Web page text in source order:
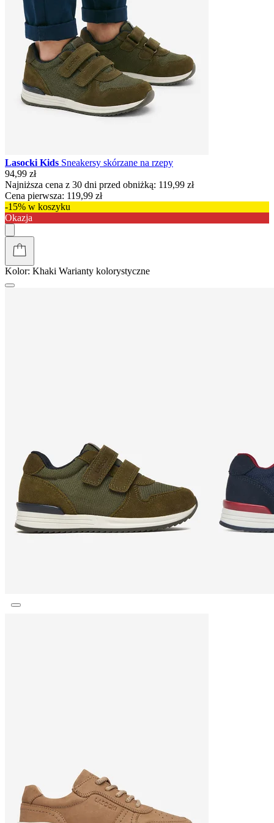
Lasocki Kids Sneakersy skórzane na rzepy
94,99 zł
Najniższa cena z 30 dni przed obniżką: 119,99 zł
Cena pierwsza: 119,99 zł
-15% w koszyku
Okazja
Kolor: Khaki Warianty kolorystyczne